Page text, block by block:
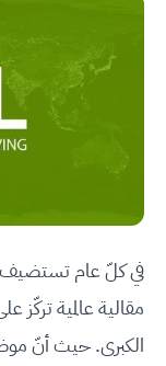
مقالية عالمية